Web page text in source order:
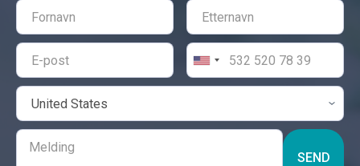
SEND